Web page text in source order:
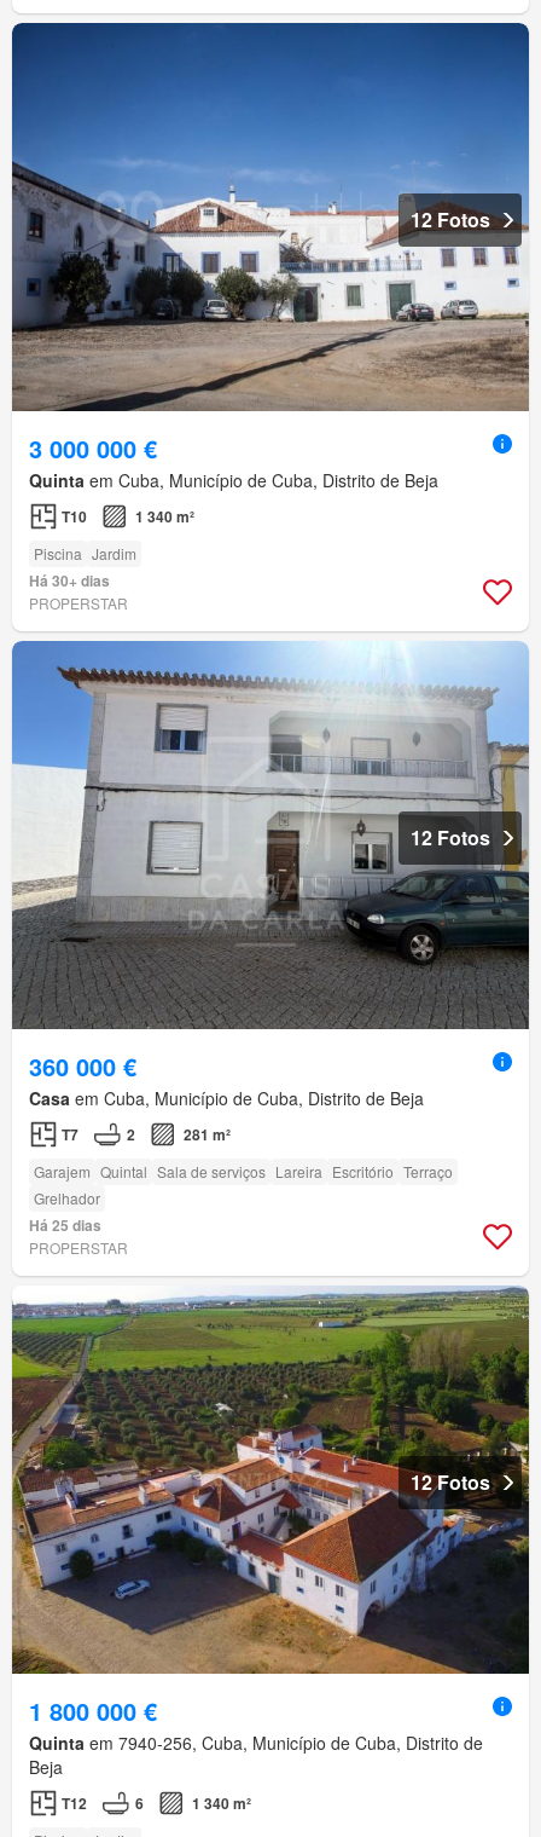
12 Fotos
3 000 000 €
Quinta em Cuba, Município de Cuba, Distrito de Beja
T10 1 340 m²
Piscina Jardim
Há 30+ dias
PROPERSTAR
12 Fotos
360 000 €
Casa em Cuba, Município de Cuba, Distrito de Beja
T7 2 281 m²
Garajem Quintal Sala de serviços Lareira Escritório Terraço
Grelhador
Há 25 dias
PROPERSTAR
12 Fotos
1 800 000 €
Quinta em 7940-256, Cuba, Município de Cuba, Distrito de
Beja
T12 6 1 340 m²